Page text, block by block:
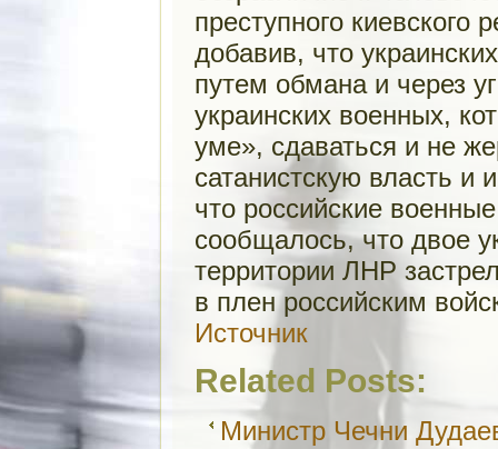
преступного
добавив, что
путем обмана и через
украинских военных,
уме», сдаваться и не
сатанистскую власть
что российские
сообщалось, что двое
территории ЛНР
в плен российским
Источник
Related Posts:
Министр Чечни